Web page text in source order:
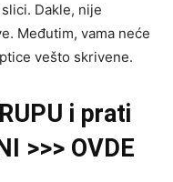
Dakle, nije
Međutim, vama neće
vešto skrivene.
i prati
>>> OVDE